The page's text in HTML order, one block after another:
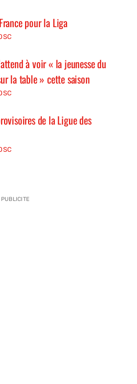
pour la Liga
à voir « la jeunesse du
la table » cette saison
de la Ligue des
PUBLICITE